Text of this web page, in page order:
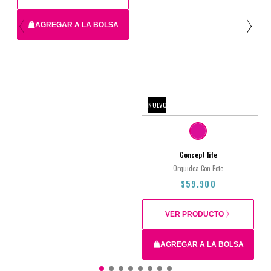
AGREGAR A LA BOLSA
NUEVO
Concept life
Orquidea Con Pote
$59.900
AGREGAR A LA BOLSA
VER PRODUCTO